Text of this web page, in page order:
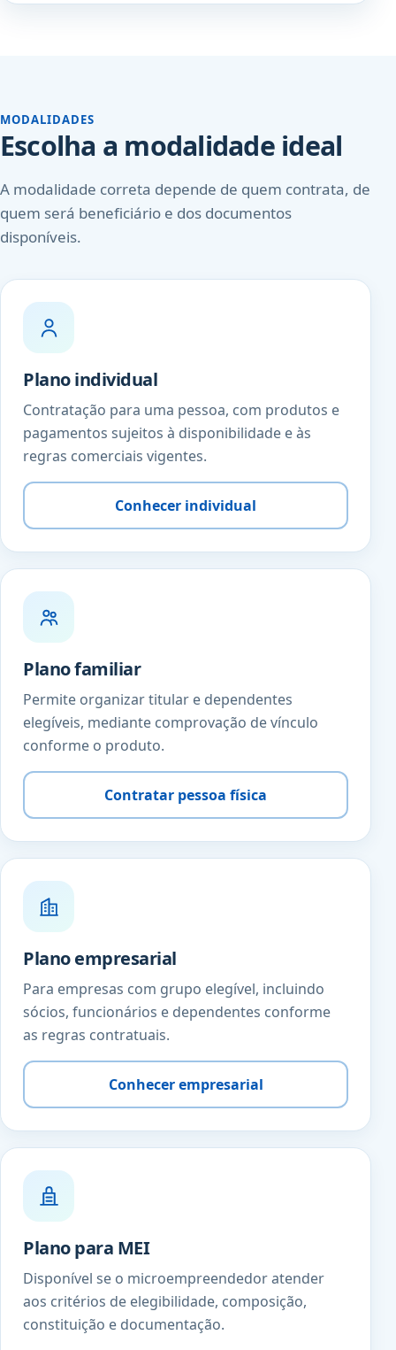
MODALIDADES
Escolha a modalidade ideal
A modalidade correta depende de quem contrata, de
quem será beneficiário e dos documentos
disponíveis.
Plano individual
Contratação para uma pessoa, com produtos e
pagamentos sujeitos à disponibilidade e às
regras comerciais vigentes.
Conhecer individual
Plano familiar
Permite organizar titular e dependentes
elegíveis, mediante comprovação de vínculo
conforme o produto.
Contratar pessoa física
Plano empresarial
Para empresas com grupo elegível, incluindo
sócios, funcionários e dependentes conforme
as regras contratuais.
Conhecer empresarial
Plano para MEI
Disponível se o microempreendedor atender
aos critérios de elegibilidade, composição,
constituição e documentação.